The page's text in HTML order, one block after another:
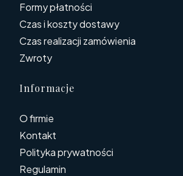
Formy płatności
Czas i koszty dostawy
Czas realizacji zamówienia
Zwroty
Informacje
O firmie
Kontakt
Polityka prywatności
Regulamin